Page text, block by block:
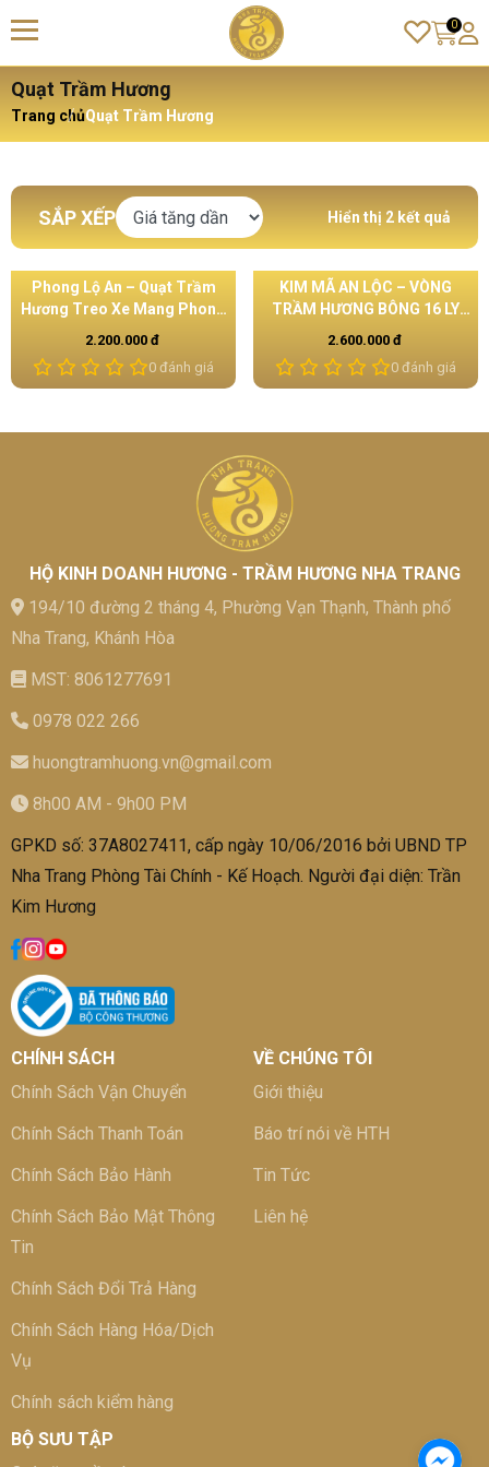
0
Quạt Trầm Hương
Trang chủQuạt Trầm Hương
Hiển thị 2 kết quả
SẮP XẾP
Phong Lộ An – Quạt Trầm
Hương Treo Xe Mang Phong
Cách Á Đông
2.200.000 đ
0 đánh giá
KIM MÃ AN LỘC – VÒNG
TRẦM HƯƠNG BÔNG 16 LY
2.600.000 đ
0 đánh giá
HỘ KINH DOANH HƯƠNG - TRẦM HƯƠNG NHA TRANG
194/10 đường 2 tháng 4, Phường Vạn Thạnh, Thành phố
Nha Trang, Khánh Hòa
MST: 8061277691
0978 022 266
huongtramhuong.vn@gmail.com
8h00 AM - 9h00 PM
GPKD số: 37A8027411, cấp ngày 10/06/2016 bởi UBND TP
Nha Trang Phòng Tài Chính - Kế Hoạch. Người đại diện: Trần
Kim Hương
CHÍNH SÁCH
Chính Sách Vận Chuyển
Chính Sách Thanh Toán
Chính Sách Bảo Hành
Chính Sách Bảo Mật Thông
Tin
Chính Sách Đổi Trả Hàng
Chính Sách Hàng Hóa/Dịch
Vụ
Chính sách kiểm hàng
VỀ CHÚNG TÔI
Giới thiệu
Báo trí nói về HTH
Tin Tức
Liên hệ
BỘ SƯU TẬP